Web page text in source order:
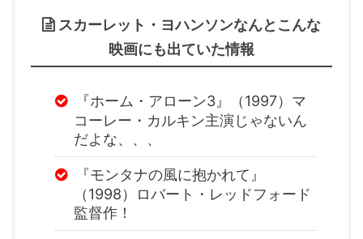
スカーレット・ヨハンソンなんとこんな
映画にも出ていた情報
『ホーム・アローン3』（1997）マ
コーレー・カルキン主演じゃないん
だよな、、、
『モンタナの風に抱かれて』
（1998）ロバート・レッドフォード
監督作！